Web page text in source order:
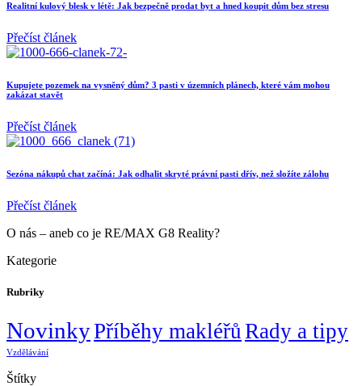
Realitní kulový blesk v létě: Jak bezpečně prodat byt a hned koupit dům bez stresu
Přečíst článek
Kupujete pozemek na vysněný dům? 3 pasti v územních plánech, které vám mohou
zakázat stavět
Přečíst článek
Sezóna nákupů chat začíná: Jak odhalit skryté právní pasti dřív, než složíte zálohu
Přečíst článek
O nás – aneb co je RE/MAX G8 Reality?
Kategorie
Rubriky
NovinkyPříběhy makléřů Rady a tipy
Vzdělávání
Štítky